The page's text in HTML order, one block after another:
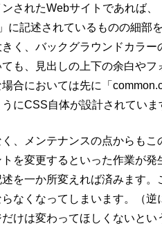
されたWebサイトであれば
に記述されているものの細部
く、バックグラウンドカラ
も、見出しの上下の余白や
合においては先に「
にCSS自体が設計されていま
、メンテナンスの点からも
トを変更するといった作業が
を一か所変えれば済みます
なくなってしまいます。（
けは変わってほしくないと